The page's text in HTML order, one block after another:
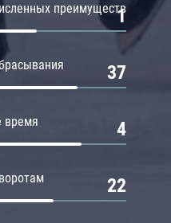
преимуществ
1
37
время 4
22